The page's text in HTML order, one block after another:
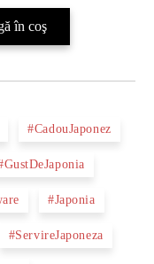
#CadouJaponez
#Japonia
#ServireJaponeza